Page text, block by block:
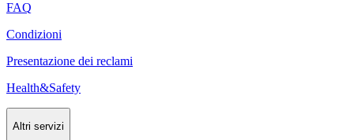
FAQ
Condizioni
Presentazione dei reclami
Health&Safety
Altri servizi